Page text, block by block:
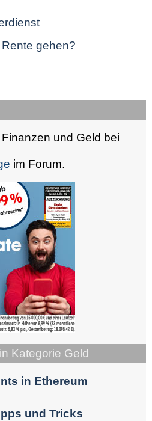
gehen?
und Geld bei
im Forum.
Kategorie Geld
in Ethereum
und Tricks